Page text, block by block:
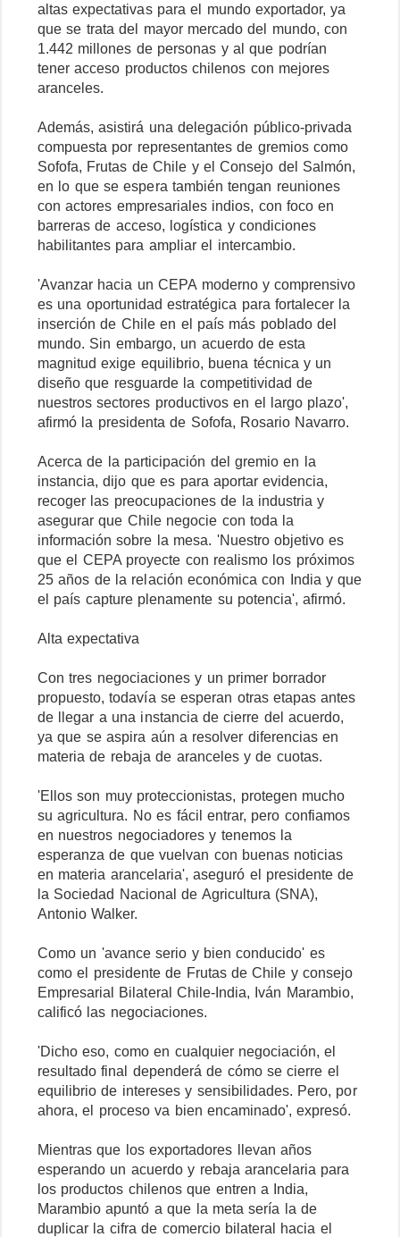
altas expectativas para el mundo exportador, ya
que se trata del mayor mercado del mundo, con
1.442 millones de personas y al que podrían
tener acceso productos chilenos con mejores
aranceles.
Además, asistirá una delegación público-privada
compuesta por representantes de gremios como
Sofofa, Frutas de Chile y el Consejo del Salmón,
en lo que se espera también tengan reuniones
con actores empresariales indios, con foco en
barreras de acceso, logística y condiciones
habilitantes para ampliar el intercambio.
'Avanzar hacia un CEPA moderno y comprensivo
es una oportunidad estratégica para fortalecer la
inserción de Chile en el país más poblado del
mundo. Sin embargo, un acuerdo de esta
magnitud exige equilibrio, buena técnica y un
diseño que resguarde la competitividad de
nuestros sectores productivos en el largo plazo',
afirmó la presidenta de Sofofa, Rosario Navarro.
Acerca de la participación del gremio en la
instancia, dijo que es para aportar evidencia,
recoger las preocupaciones de la industria y
asegurar que Chile negocie con toda la
información sobre la mesa. 'Nuestro objetivo es
que el CEPA proyecte con realismo los próximos
25 años de la relación económica con India y que
el país capture plenamente su potencia', afirmó.
Alta expectativa
Con tres negociaciones y un primer borrador
propuesto, todavía se esperan otras etapas antes
de llegar a una instancia de cierre del acuerdo,
ya que se aspira aún a resolver diferencias en
materia de rebaja de aranceles y de cuotas.
'Ellos son muy proteccionistas, protegen mucho
su agricultura. No es fácil entrar, pero confiamos
en nuestros negociadores y tenemos la
esperanza de que vuelvan con buenas noticias
en materia arancelaria', aseguró el presidente de
la Sociedad Nacional de Agricultura (SNA),
Antonio Walker.
Como un 'avance serio y bien conducido' es
como el presidente de Frutas de Chile y consejo
Empresarial Bilateral Chile-India, Iván Marambio,
calificó las negociaciones.
'Dicho eso, como en cualquier negociación, el
resultado final dependerá de cómo se cierre el
equilibrio de intereses y sensibilidades. Pero, por
ahora, el proceso va bien encaminado', expresó.
Mientras que los exportadores llevan años
esperando un acuerdo y rebaja arancelaria para
los productos chilenos que entren a India,
Marambio apuntó a que la meta sería la de
duplicar la cifra de comercio bilateral hacia el